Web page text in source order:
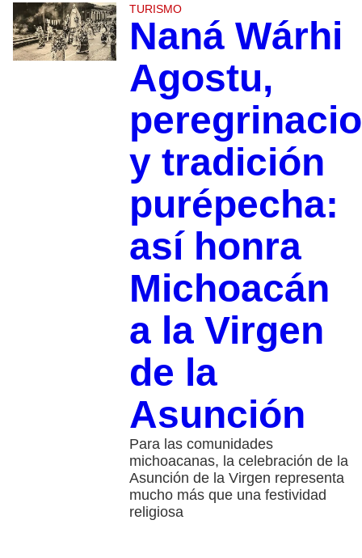
TURISMO
Naná Wárhi
Agostu,
y tradición
purépecha:
así honra
Michoacán
a la Virgen
de la
Asunción
Para las comunidades
michoacanas, la celebración de la
Asunción de la Virgen representa
mucho más que una festividad
religiosa